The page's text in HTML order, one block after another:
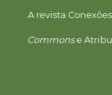
A revista
Commonse